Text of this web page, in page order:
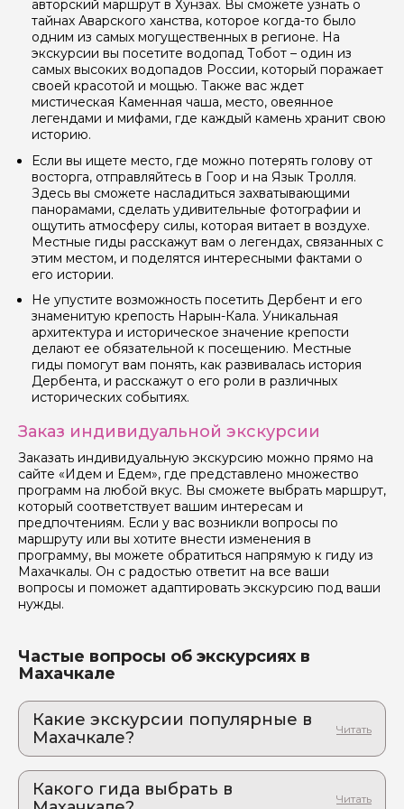
авторский маршрут в Хунзах. Вы сможете узнать о
тайнах Аварского ханства, которое когда-то было
одним из самых могущественных в регионе. На
экскурсии вы посетите водопад Тобот – один из
самых высоких водопадов России, который поражает
своей красотой и мощью. Также вас ждет
мистическая Каменная чаша, место, овеянное
легендами и мифами, где каждый камень хранит свою
историю.
Если вы ищете место, где можно потерять голову от
восторга, отправляйтесь в Гоор и на Язык Тролля.
Здесь вы сможете насладиться захватывающими
панорамами, сделать удивительные фотографии и
ощутить атмосферу силы, которая витает в воздухе.
Местные гиды расскажут вам о легендах, связанных с
этим местом, и поделятся интересными фактами о
его истории.
Не упустите возможность посетить Дербент и его
знаменитую крепость Нарын-Кала. Уникальная
архитектура и историческое значение крепости
делают ее обязательной к посещению. Местные
гиды помогут вам понять, как развивалась история
Дербента, и расскажут о его роли в различных
исторических событиях.
Заказ индивидуальной экскурсии
Заказать индивидуальную экскурсию можно прямо на
сайте «Идем и Едем», где представлено множество
программ на любой вкус. Вы сможете выбрать маршрут,
который соответствует вашим интересам и
предпочтениям. Если у вас возникли вопросы по
маршруту или вы хотите внести изменения в
программу, вы можете обратиться напрямую к гиду из
Махачкалы. Он с радостью ответит на все ваши
вопросы и поможет адаптировать экскурсию под ваши
нужды.
Частые вопросы об экскурсиях в
Махачкале
Какие экскурсии популярные в
Махачкале?
невероятных панорам, где можно потерять
голову от восторга
Какого гида выбрать в